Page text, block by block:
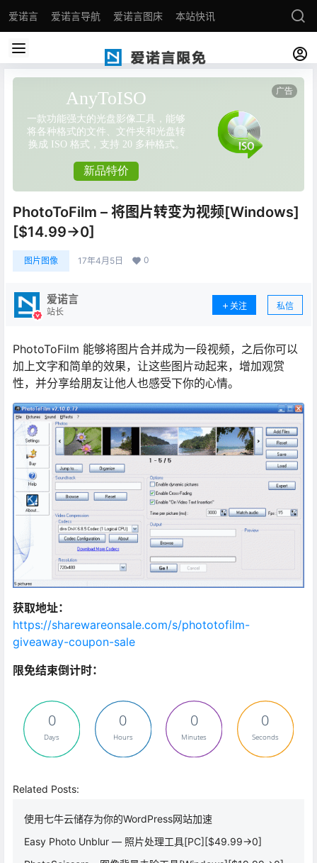
爱诺言 爱诺言导航 爱诺言图床 本站快讯
PhotoToFilm – 将图片转变为视频[Windows]
[$14.99→0]
图片图像 17年4月5日 0
爱诺言
站长
关注 私信
PhotoToFilm 能够将图片合并成为一段视频，之后你可以
加上文字和简单的效果，让这些图片动起来，增加观赏
性，并分享给朋友让他人也感受下你的心情。
获取地址：
https://sharewareonsale.com/s/phototofilm-
giveaway-coupon-sale
限免结束倒计时：
0
Days
0
Hours
0
Minutes
0
Seconds
Related Posts:
使用七牛云储存为你的WordPress网站加速
Easy Photo Unblur — 照片处理工具[PC][$49.99→0]